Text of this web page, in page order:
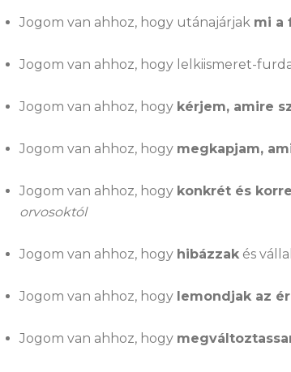
Jogom van ahhoz, hogy utánajárjak mi a
Jogom van ahhoz, hogy lelkiismeret-
Jogom van ahhoz, hogy kérjem, amire
Jogom van ahhoz, hogy megkapjam,
Jogom van ahhoz, hogy konkrét és
orvosoktól
Jogom van ahhoz, hogy hibázzak és
Jogom van ahhoz, hogy lemondjak az
Jogom van ahhoz, hogy